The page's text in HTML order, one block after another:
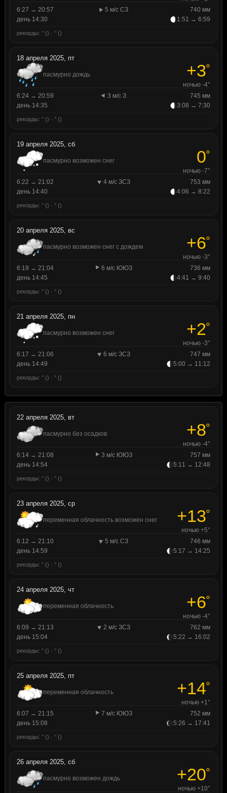
6:27 → 20:57
5 м/с СЗ
740 мм
день 14:30
1:51 → 6:59
рекорды: ° () · ° ()
18 апреля 2025, пт
пасмурно дождь +3°
ночью -4°
6:24 → 20:59
3 м/с З
745 мм
день 14:35
3:08 → 7:30
рекорды: ° () · ° ()
19 апреля 2025, сб
пасмурно возможен снег 0°
ночью -7°
6:22 → 21:02
4 м/с ЗСЗ
753 мм
день 14:40
4:06 → 8:22
рекорды: ° () · ° ()
20 апреля 2025, вс
пасмурно возможен снег с дождем +6°
ночью -3°
6:19 → 21:04
6 м/с ЮЮЗ
736 мм
день 14:45
4:41 → 9:40
рекорды: ° () · ° ()
21 апреля 2025, пн
пасмурно возможен снег +2°
ночью -3°
6:17 → 21:06
6 м/с ЗСЗ
747 мм
день 14:49
5:00 → 11:12
рекорды: ° () · ° ()
22 апреля 2025, вт
пасмурно без осадков +8°
ночью -4°
6:14 → 21:08
3 м/с ЮЮЗ
757 мм
день 14:54
5:11 → 12:48
рекорды: ° () · ° ()
23 апреля 2025, ср
переменная облачность возможен снег +13°
ночью +5°
6:12 → 21:10
5 м/с СЗ
746 мм
день 14:59
5:17 → 14:25
рекорды: ° () · ° ()
24 апреля 2025, чт
переменная облачность +6°
ночью -4°
6:09 → 21:13
2 м/с ЗСЗ
762 мм
день 15:04
5:22 → 16:02
рекорды: ° () · ° ()
25 апреля 2025, пт
переменная облачность +14°
ночью +1°
6:07 → 21:15
7 м/с ЮЮЗ
752 мм
день 15:08
5:26 → 17:41
рекорды: ° () · ° ()
26 апреля 2025, сб
пасмурно возможен дождь +20°
ночью +10°